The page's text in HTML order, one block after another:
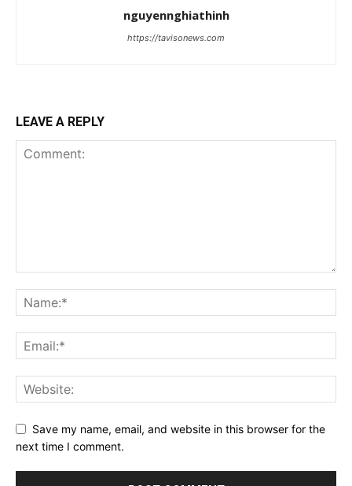
nguyennghiathinh
https://tavisonews.com
LEAVE A REPLY
Save my name, email, and website in this browser for the
next time I comment.